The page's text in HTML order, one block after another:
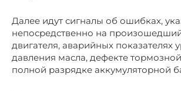
Далее идут сигналы об ошибках,
непосредственно на
двигателя, аварийных показателях
давления масла, дефекте
полной разрядке аккумуляторной